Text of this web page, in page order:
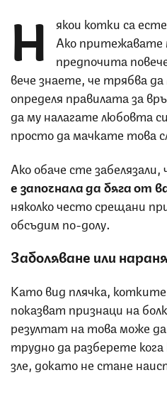
Н
якои котки са
Ако
предпочита
вече знаете, че трябва
определя правилата за
да му налагате любовта
просто да мачкате това
Ако обаче сте
е започнала да бяга от
няколко често срещани
обсъдим по-долу.
Заболяване или
Като вид плячка,
показват признаци на
резултат на това може
трудно да разберете
зле, докато не стане